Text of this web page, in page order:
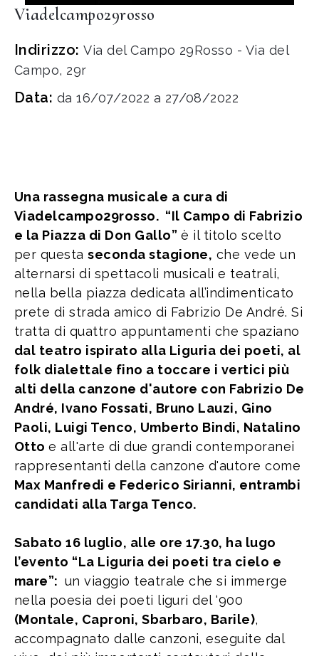
Viadelcampo29rosso
Indirizzo:Via del Campo 29Rosso - Via del
Campo, 29r
Data: da 16/07/2022 a 27/08/2022
Una rassegna musicale a cura di
Viadelcampo29rosso. “Il Campo di Fabrizio
e la Piazza di Don Gallo” è il titolo scelto
per questaseconda stagione, che vede un
alternarsi di spettacoli musicali e teatrali,
nella bella piazza dedicata all’indimenticato
prete di strada amico di Fabrizio De André. Si
tratta di quattro appuntamenti che spaziano
dal teatro ispirato alla Liguria dei poeti, al
folk dialettale fino a toccare i vertici più
alti della canzone d'autore con Fabrizio De
André, Ivano Fossati, Bruno Lauzi, Gino
Paoli, Luigi Tenco, Umberto Bindi, Natalino
Ottoe all'arte di due grandi contemporanei
rappresentanti della canzone d'autore come
Max Manfredi e Federico Sirianni, entrambi
candidati alla Targa Tenco.
Sabato 16 luglio, alle ore 17.30, ha lugo
l’evento “La Liguria dei poeti tra cielo e
mare”: un viaggio teatrale che si immerge
nella poesia dei poeti liguri del ‘900
(Montale, Caproni, Sbarbaro, Barile),
accompagnato dalle canzoni, eseguite dal